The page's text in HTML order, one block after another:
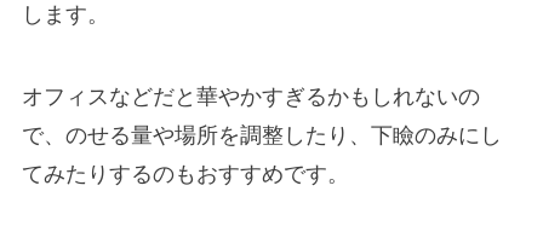
します。
オフィスなどだと華やかすぎるかもしれないの
で、のせる量や場所を調整したり、下瞼のみにし
てみたりするのもおすすめです。